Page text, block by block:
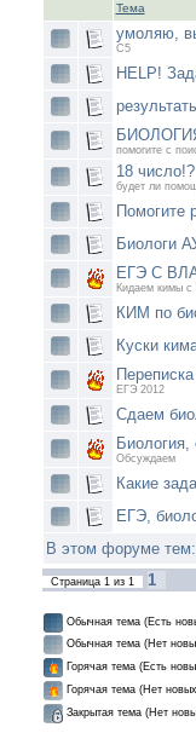
Тема
умоляю,
С5
HELP!
помогите с
18 число!?
будет ли
Помогите
Биологи
ЕГЭ С
Кидаем кимы с
КИМ по
Куски
ЕГЭ 2012
Сдаем
Биология,
Обсуждаем
Какие
ЕГЭ,
В этом форуме тем:
Страница 1из 1 1
Обычная тема (Есть
Обычная тема (Нет
Горячая тема (Есть
Горячая тема (Нет
Закрытая тема (Нет